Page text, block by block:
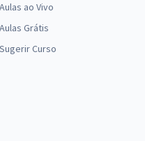
da 5ª Região - Técnico
Especialidade Contabilidade
Aulas ao Vivo
Aulas Grátis
Sugerir Curso